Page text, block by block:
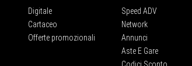
Digitale
Cartaceo
Offerte promozionali
Speed ADV
Network
Annunci
Aste E Gare
Codici Sconto